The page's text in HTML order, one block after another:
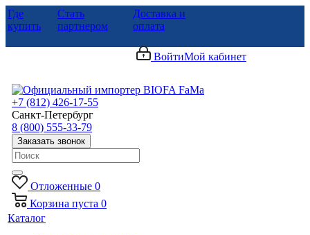
Где
купить
Стать
партнером
Доставка и
оплата
ВойтиМой кабинет
+7 (812) 426-17-55
Санкт-Петербург
8 (800) 555-33-79
Заказать звонок
Отложенные 0
Корзина пуста 0
Каталог